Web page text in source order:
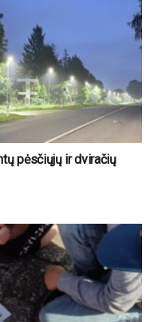
pėsčiųjų ir dviračių